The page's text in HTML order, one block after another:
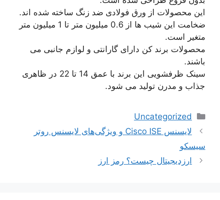
این محصولات از ورق فولادی ضد زنگ ساخته شده اند.
ضخامت این شیب ها از 0.6 میلیون متر تا 1 میلیون متر
متغیر است.
محصولات برند کن دارای گارانتی و لوازم جانبی می
باشند.
سینک ظرفشویی این برند با عمق 14 تا 22 در ظاهری
جذاب و مدرن تولید می شود.
دسته‌ها
Uncategorized
ناوبری
نوشته‌ها
لایسنس Cisco ISE و ویژگی‌های لایسنس روتر
سیسکو
ارزدیجیتال چیست؟ رمز ارز